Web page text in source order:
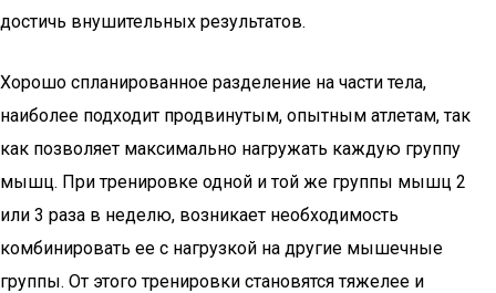
достичь внушительных результатов.
Хорошо спланированное разделение на части тела,
наиболее подходит продвинутым, опытным атлетам, так
как позволяет максимально нагружать каждую группу
мышц. При тренировке одной и той же группы мышц 2
или 3 раза в неделю, возникает необходимость
комбинировать ее с нагрузкой на другие мышечные
группы. От этого тренировки становятся тяжелее и